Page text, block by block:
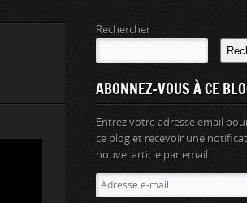
Rechercher
ABONNEZ-VOUS À CE
Entrez votre adresse email
ce blog et recevoir une
nouvel article par email.
Adresse
e-